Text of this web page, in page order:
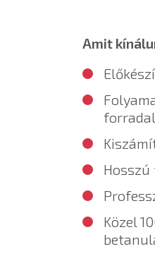
Amit
Közel